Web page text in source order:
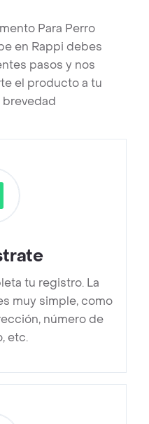
Para Perro
en Rappi debes
pasos y nos
el producto a tu
brevedad
tu registro. La
muy simple, como
número de
etc.